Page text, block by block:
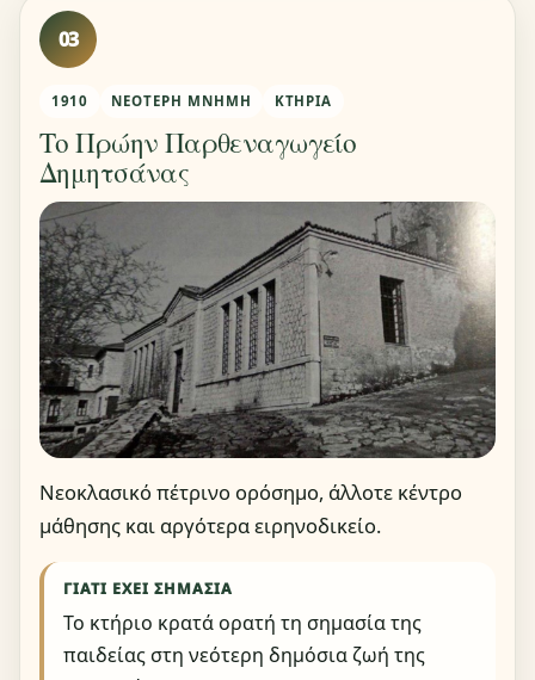
03
1910 ΝΕΌΤΕΡΗ ΜΝΉΜΗ ΚΤΉΡΙΑ
Το Πρώην Παρθεναγωγείο
Δημητσάνας
Νεοκλασικό πέτρινο ορόσημο, άλλοτε κέντρο
μάθησης και αργότερα ειρηνοδικείο.
ΓΙΑΤΊ ΈΧΕΙ ΣΗΜΑΣΊΑ
Το κτήριο κρατά ορατή τη σημασία της
παιδείας στη νεότερη δημόσια ζωή της